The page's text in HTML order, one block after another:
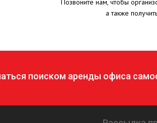
Позвоните нам, чтобы
а также
поиском аренды офиса